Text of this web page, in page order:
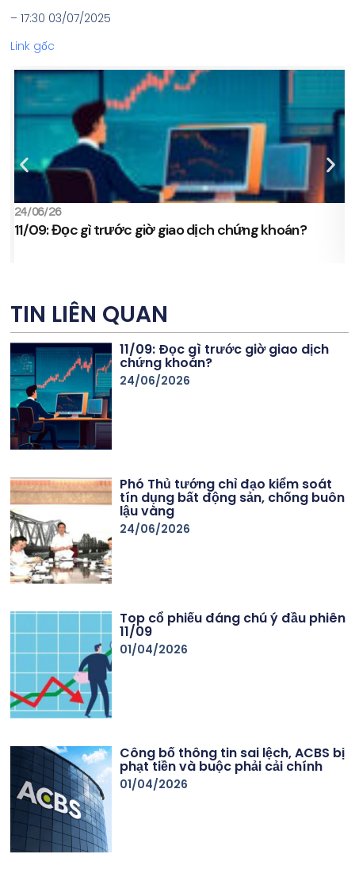
– 17:30 03/07/2025
Link gốc
24/06/26
11/09: Đọc gì trước giờ giao dịch chứng khoán?
TIN LIÊN QUAN
11/09: Đọc gì trước giờ giao dịch
chứng khoán?
24/06/2026
Phó Thủ tướng chỉ đạo kiểm soát
tín dụng bất động sản, chống buôn
lậu vàng
24/06/2026
Top cổ phiếu đáng chú ý đầu phiên
11/09
01/04/2026
Công bố thông tin sai lệch, ACBS bị
phạt tiền và buộc phải cải chính
01/04/2026